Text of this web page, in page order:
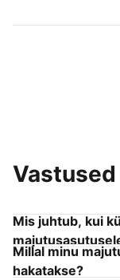
Liitu endaga
Mis juhtub, kui
Millal minu
hakatakse?